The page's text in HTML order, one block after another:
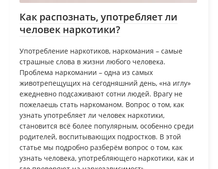
Как распознать, употребляет ли
человек наркотики?
Употребление наркотиков, наркомания – самые
страшные слова в жизни любого человека.
Проблема наркомании – одна из самых
животрепещущих на сегодняшний день, «на иглу»
ежедневно подсаживают сотни людей. Врагу не
пожелаешь стать наркоманом. Вопрос о том, как
узнать употребляет ли человек наркотики,
становится всё более популярным, особенно среди
родителей, воспитывающих подростков. В этой
статье мы подробно разберём вопрос о том, как
узнать человека, употребляющего наркотики, как и